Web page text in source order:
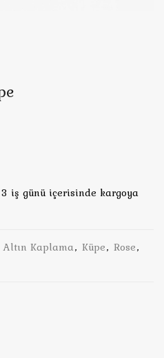
3 iş günü içerisinde kargoya
Altın Kaplama, Küpe, Rose,